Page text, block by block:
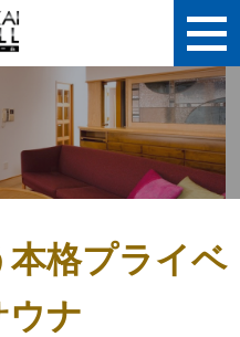
格プライベ
ウナ